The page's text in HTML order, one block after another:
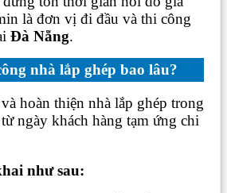
là đơn vị đi đầu và thi công
Đà Nẵng.
nhà lắp ghép bao lâu?
hoàn thiện nhà lắp ghép trong
ngày khách hàng tạm ứng chi
như sau: